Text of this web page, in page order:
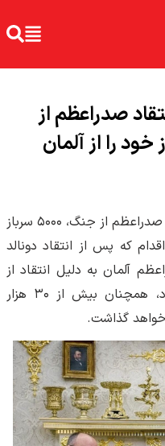
صدراعظم از
۵۰۰۰ سرباز خود را از آلمان
سی‌ان‌ان نوشت: آمریکا پس از انتقاد صدراعظم از جنگ، ۵۰۰۰ سرباز
که پس از انتقاد دونالد
آلمان به دلیل انتقاد از
جنگ آمریکا با ایران صورت می‌گیرد، همچنان بیش از ۳۰ هزار
خواهد گذاشت.